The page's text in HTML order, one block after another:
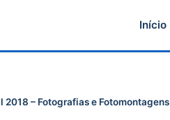
Início
2018 – Fotografias e Fotomontagens